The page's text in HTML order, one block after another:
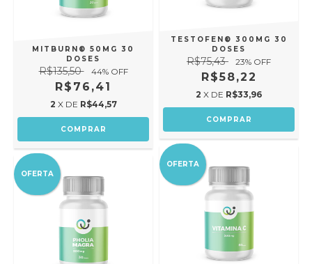
MITBURN® 50MG 30
DOSES
R$135,50 44% OFF
R$76,41
2 X DE R$44,57
TESTOFEN® 300MG 30
DOSES
R$75,43 23% OFF
R$58,22
2 X DE R$33,96
OFERTA
OFERTA